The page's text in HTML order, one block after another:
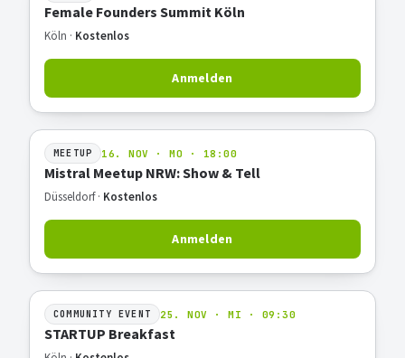
Female Founders Summit Köln
Köln · Kostenlos
Anmelden
MEETUP 16. NOV · MO · 18:00
Mistral Meetup NRW: Show & Tell
Düsseldorf · Kostenlos
Anmelden
COMMUNITY EVENT 25. NOV · MI · 09:30
STARTUP Breakfast